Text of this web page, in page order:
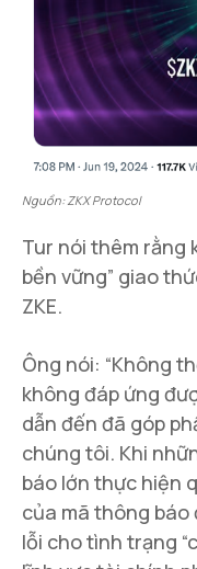
Nguồn: ZKX Protocol
Tur nói thêm rằng
bền vững” giao
ZKE.
Ông nói: “Không
không đáp ứng
dẫn đến đã góp
chúng tôi. Khi
báo lớn thực hiện
của mã thông báo
lỗi cho tình trạng